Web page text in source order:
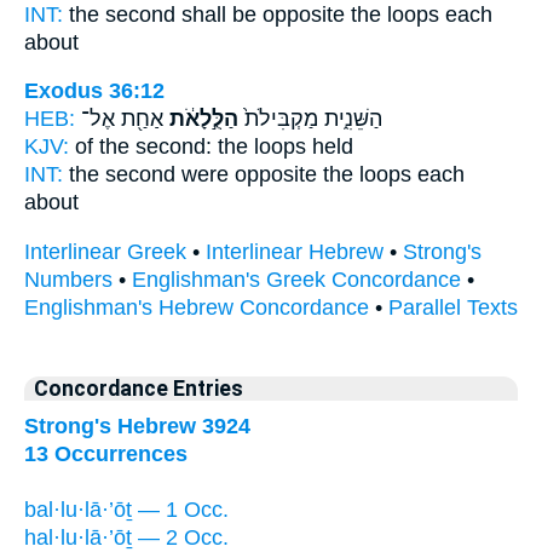
INT: the second shall be opposite the loops each
about
Exodus 36:12
HEB:
הַשֵּׁנִ֑ית מַקְבִּילֹת֙ הַלֻּ֣לָאֹ֔ת אַחַ֖ת אֶל־
KJV: of the second: the loops held
INT: the second were opposite the loops each
about
Interlinear Greek • Interlinear Hebrew • Strong's
Numbers • Englishman's Greek Concordance •
Englishman's Hebrew Concordance • Parallel Texts
Concordance Entries
Strong's Hebrew 3924
13 Occurrences
bal·lu·lā·’ōṯ — 1 Occ.
hal·lu·lā·’ōṯ — 2 Occ.